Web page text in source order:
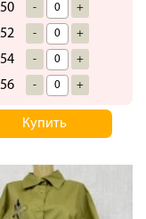
50 - +
52 - +
54 - +
56 - +
Купить